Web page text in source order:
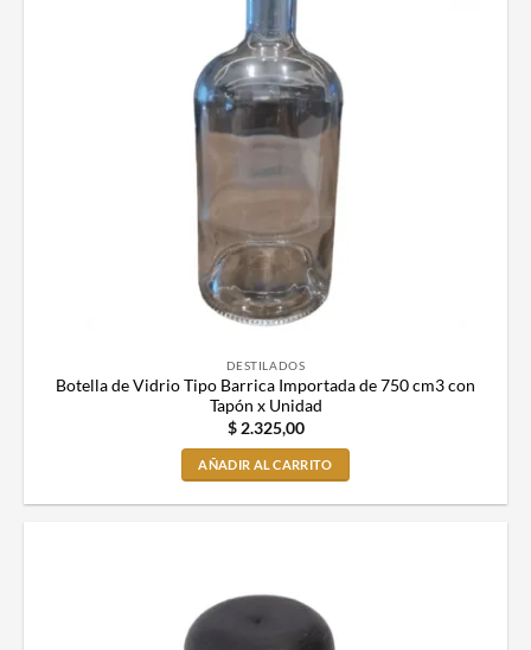
DESTILADOS
Botella de Vidrio Tipo Barrica Importada de 750 cm3 con
Tapón x Unidad
$2.325,00
AÑADIR AL CARRITO